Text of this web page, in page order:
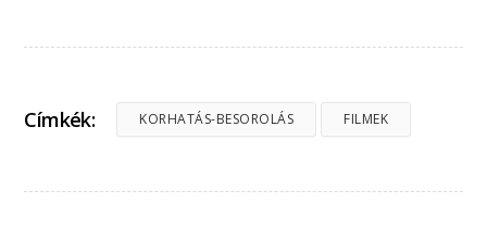
Címkék: KORHATÁS-BESOROLÁS FILMEK